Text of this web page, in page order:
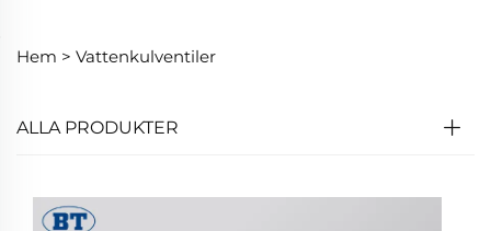
Hem > Vattenkulventiler
ALLA PRODUKTER